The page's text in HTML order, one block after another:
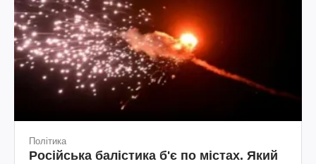
Політика
Російська балістика б'є по містах. Який